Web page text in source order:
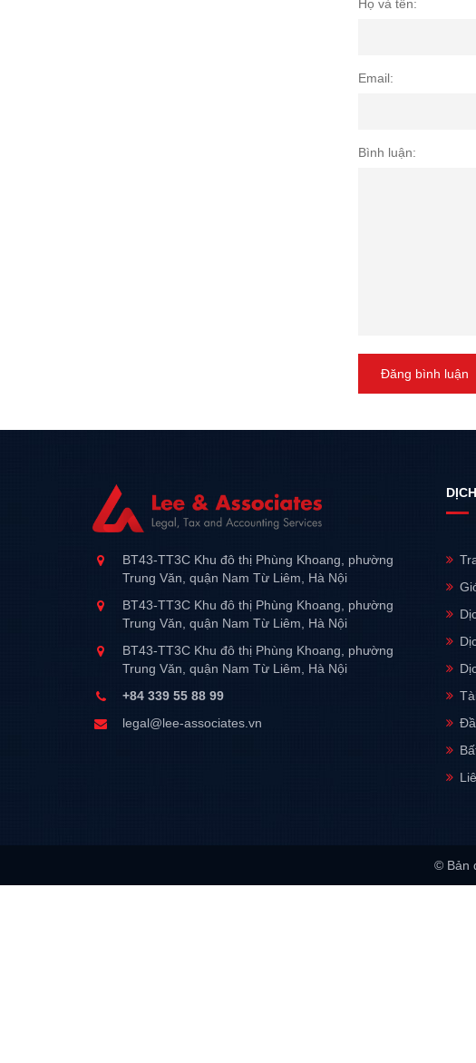
Họ và tên:
Email:
Bình luận:
Đăng bình luận
BT43-TT3C Khu đô thị Phùng Khoang, phường
Trung Văn, quận Nam Từ Liêm, Hà Nội
BT43-TT3C Khu đô thị Phùng Khoang, phường
Trung Văn, quận Nam Từ Liêm, Hà Nội
BT43-TT3C Khu đô thị Phùng Khoang, phường
Trung Văn, quận Nam Từ Liêm, Hà Nội
+84 339 55 88 99
legal@lee-associates.vn
© Bản